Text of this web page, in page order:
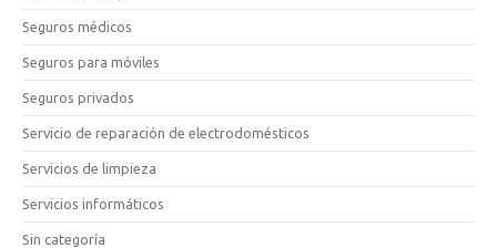
Seguros médicos
Seguros para móviles
Seguros privados
Servicio de reparación de electrodomésticos
Servicios de limpieza
Servicios informáticos
Sin categoría